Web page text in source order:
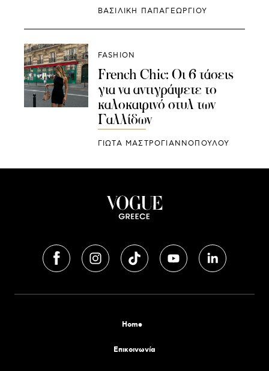
ΒΑΣΙΛΙΚΗ ΠΑΠΑΓΕΩΡΓΙΟΥ
FASHION
French Chic: Οι 6 τάσεις
για να αντιγράψετε το
καλοκαιρινό στυλ των
Γαλλίδων
ΓΙΩΤΑ ΜΑΣΤΡΟΓΙΑΝΝΟΠΟΥΛΟΥ
Home
Επικοινωνία